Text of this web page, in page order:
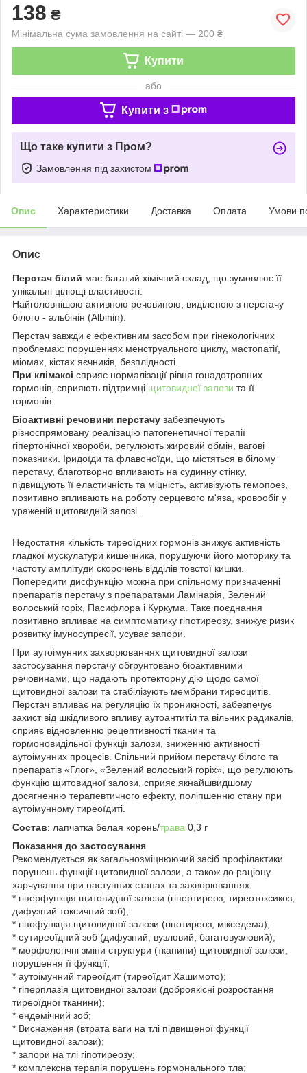
138 ₴
Мінімальна сума замовлення на сайті — 200 ₴
Купити
або
Купити з
Що таке купити з Пром?
Замовлення під захистом
Опис Характеристики Доставка Оплата Умови
Опис
Перстач білий має багатий хімічний склад, що зумовлює її
унікальні цілющі властивості.
Найголовнішою активною речовиною, виділеною з перстачу
білого - альбінін (Albinin).
Перстач завжди є ефективним засобом при гінекологічних
проблемах: порушеннях менструального циклу, мастопатії,
міомах, кістах яєчників, безплідності.
При клімаксі сприяє нормалізації рівня гонадотропних
гормонів, сприяють підтримці щитовидної залози та її
гормонів.
Біоактивні речовини перстачу забезпечують
різноспрямовану реалізацію патогенетичної терапії
гіпертонічної хвороби, регулюють жировий обмін, вагові
показники. Іридоїди та флавоноїди, що містяться в білому
перстачу, благотворно впливають на судинну стінку,
підвищують її еластичність та міцність, активізують гемопоез,
позитивно впливають на роботу серцевого м'яза, кровообіг у
ураженій щитовидній залозі.
Недостатня кількість тиреоїдних гормонів знижує активність
гладкої мускулатури кишечника, порушуючи його моторику та
частоту амплітуди скорочень відділів товстої кишки.
Попередити дисфункцію можна при спільному призначенні
препаратів перстачу з препаратами Ламінарія, Зелений
волоський горіх, Пасифлора і Куркума. Таке поєднання
позитивно впливає на симптоматику гіпотиреозу, знижує ризик
розвитку імуносупресії, усуває запори.
При аутоімунних захворюваннях щитовидної залози
застосування перстачу обгрунтовано біоактивними
речовинами, що надають протекторну дію щодо самої
щитовидної залози та стабілізують мембрани тиреоцитів.
Перстач впливає на регуляцію їх проникності, забезпечує
захист від шкідливого впливу аутоантитіл та вільних радикалів,
сприяє відновленню рецептивності тканин та
гормоновидільної функції залози, зниженню активності
аутоімунних процесів. Спільний прийом перстачу білого та
препаратів «Глог», «Зелений волоський горіх», що регулюють
функцію щитовидної залози, сприяє якнайшвидшому
досягненню терапевтичного ефекту, поліпшенню стану при
аутоімунному тиреоїдиті.
Состав: лапчатка белая корень/трава 0,3 г
Показання до застосування
Рекомендується як загальнозміцнюючий засіб профілактики
порушень функції щитовидної залози, а також до раціону
харчування при наступних станах та захворюваннях:
* гіперфункція щитовидної залози (гіпертиреоз, тиреотоксикоз,
дифузний токсичний зоб);
* гіпофункція щитовидної залози (гіпотиреоз, мікседема);
* еутиреоїдний зоб (дифузний, вузловий, багатовузловий);
* морфологічні зміни структури (тканини) щитовидної залози,
порушення її функції;
* аутоімунний тиреоїдит (тиреоїдит Хашимото);
* гіперплазія щитовидної залози (доброякісні розростання
тиреоїдної тканини);
* ендемічний зоб;
* Виснаження (втрата ваги на тлі підвищеної функції
щитовидної залози);
* запори на тлі гіпотиреозу;
* комплексна терапія порушень гормонального тла;